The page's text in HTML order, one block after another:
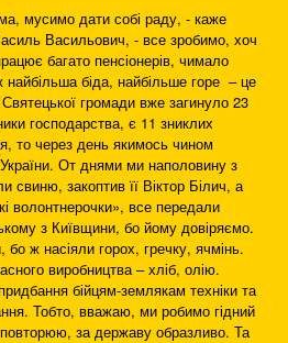
мусимо дати собі раду, - каже
Васильович, - все зробимо, хоч
багато пенсіонерів, чимало
найбільша біда, найбільше горе – це
громади вже загинуло 23
господарства, є 11 зниклих
то через день якимось чином
От днями ми наполовину з
свиню, закоптив її Віктор Білич, а
волонтнерочки», все передали
з Київщини, бо йому довіряємо.
ж насіяли горох, гречку, ячмінь.
виробництва – хліб, олію.
бійцям-землякам техніки та
Тобто, вважаю, ми робимо гідний
за державу образливо. Та